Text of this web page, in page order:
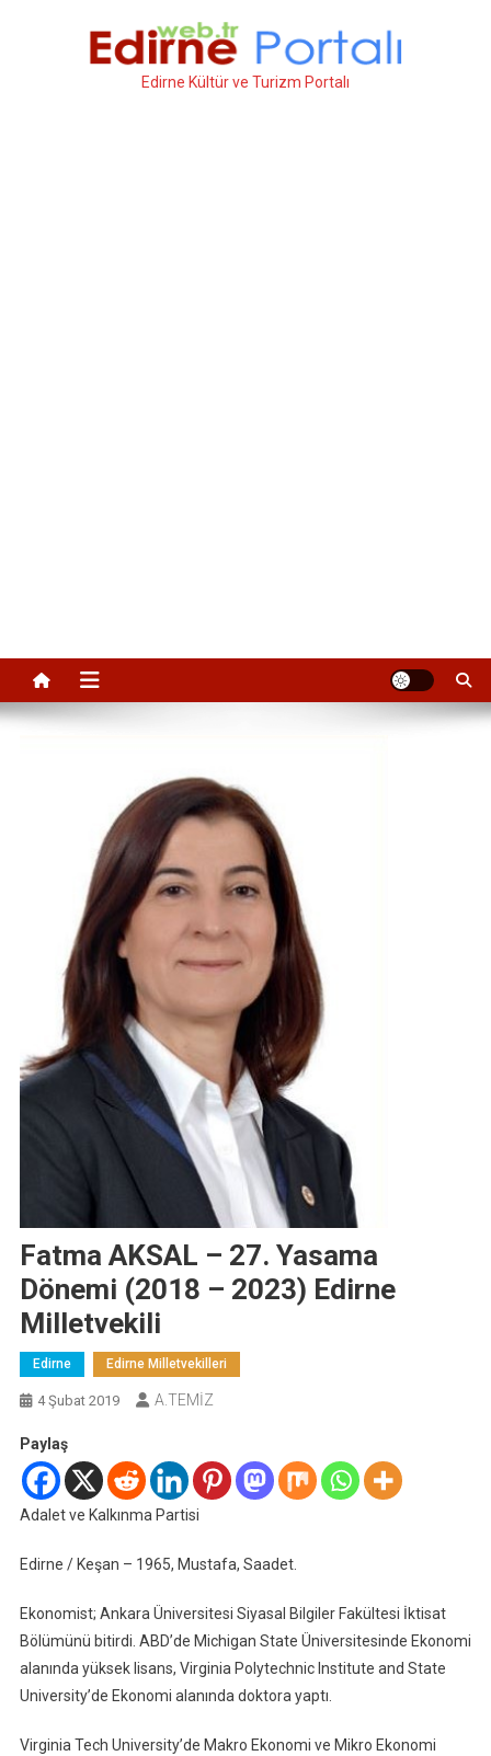
Edirne Kültür ve Turizm Portalı
Fatma AKSAL – 27. Yasama
Dönemi (2018 – 2023) Edirne
Milletvekili
Edirne Edirne Milletvekilleri
4 Şubat 2019 A.TEMİZ
Paylaş
Adalet ve Kalkınma Partisi
Edirne / Keşan – 1965, Mustafa, Saadet.
Ekonomist; Ankara Üniversitesi Siyasal Bilgiler Fakültesi İktisat
Bölümünü bitirdi. ABD’de Michigan State Üniversitesinde Ekonomi
alanında yüksek lisans, Virginia Polytechnic Institute and State
University’de Ekonomi alanında doktora yaptı.
Virginia Tech University’de Makro Ekonomi ve Mikro Ekonomi